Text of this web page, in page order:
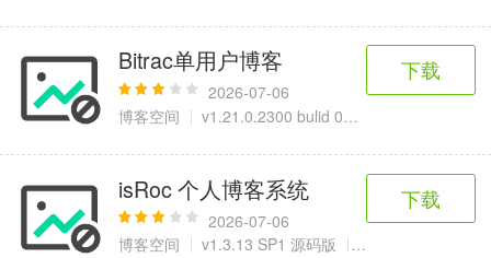
Bitrac单用户博客
2026-07-06
博客空间
v1.21.0.2300 bulid 090430
下载
isRoc 个人博客系统
2026-07-06
博客空间
v1.3.13 SP1 源码版 3.15 MB
下载